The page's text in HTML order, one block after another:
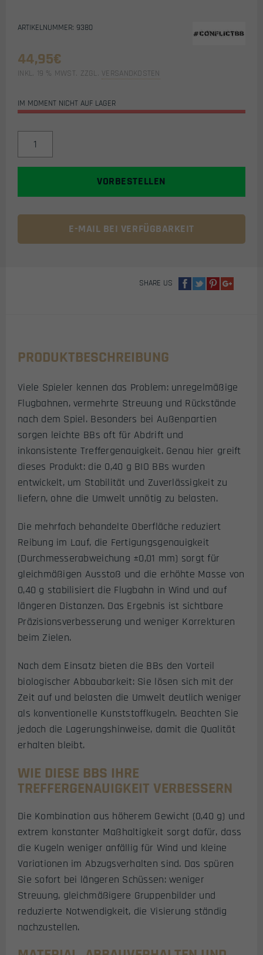
ARTIKELNUMMER: 9380
44,95€
INKL. 19 % MWST. ZZGL. VERSANDKOSTEN
IM MOMENT NICHT AUF LAGER
AIRSOFT
BIO
(1KG
MENGE
VORBESTELLEN
E-MAIL BEI VERFÜGBARKEIT
SHARE US
PRODUKTBESCHREIBUNG
Viele Spieler kennen das Problem: unregelmäßige
Flugbahnen, vermehrte Streuung und Rückstände
nach dem Spiel. Besonders bei Außenpartien
sorgen leichte BBs oft für Abdrift und
inkonsistente Treffergenauigkeit. Genau hier greift
dieses Produkt: die 0,40 g BIO BBs wurden
entwickelt, um Stabilität und Zuverlässigkeit zu
liefern, ohne die Umwelt unnötig zu belasten.
Die mehrfach behandelte Oberfläche reduziert
Reibung im Lauf, die Fertigungsgenauigkeit
(Durchmesserabweichung ±0,01 mm) sorgt für
gleichmäßigen Ausstoß und die erhöhte Masse von
0,40 g stabilisiert die Flugbahn in Wind und auf
längeren Distanzen. Das Ergebnis ist sichtbare
Präzisionsverbesserung und weniger Korrekturen
beim Zielen.
Nach dem Einsatz bieten die BBs den Vorteil
biologischer Abbaubarkeit: Sie lösen sich mit der
Zeit auf und belasten die Umwelt deutlich weniger
als konventionelle Kunststoffkugeln. Beachten Sie
jedoch die Lagerungshinweise, damit die Qualität
erhalten bleibt.
WIE DIESE BBS IHRE
TREFFERGENAUIGKEIT VERBESSERN
Die Kombination aus höherem Gewicht (0,40 g) und
extrem konstanter Maßhaltigkeit sorgt dafür, dass
die Kugeln weniger anfällig für Wind und kleine
Variationen im Abzugsverhalten sind. Das spüren
Sie sofort bei längeren Schüssen: weniger
Streuung, gleichmäßigere Gruppenbilder und
reduzierte Notwendigkeit, die Visierung ständig
nachzustellen.